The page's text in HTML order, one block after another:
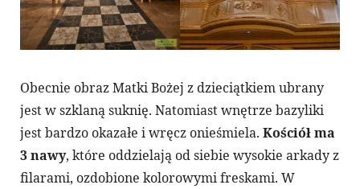
Obecnie obraz Matki Bożej z dzieciątkiem ubrany
jest w szklaną suknię. Natomiast wnętrze bazyliki
jest bardzo okazałe i wręcz onieśmiela. Kościół ma
3 nawy, które oddzielają od siebie wysokie arkady z
filarami, ozdobione kolorowymi freskami. W